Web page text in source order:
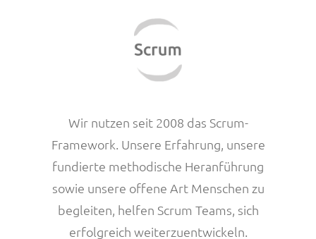
Wir nutzen seit 2008 das Scrum-
Framework. Unsere Erfahrung, unsere
fundierte methodische Heranführung
sowie unsere offene Art Menschen zu
begleiten, helfen Scrum Teams, sich
erfolgreich weiterzuentwickeln.